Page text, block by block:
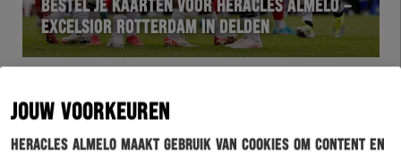
JOUW VOORKEUREN
Heracles Almelo maakt gebruik van cookies om content en
BESTEL JE KAARTEN VOOR HERACLES ALMELO –
EXCELSIOR ROTTERDAM IN DELDEN